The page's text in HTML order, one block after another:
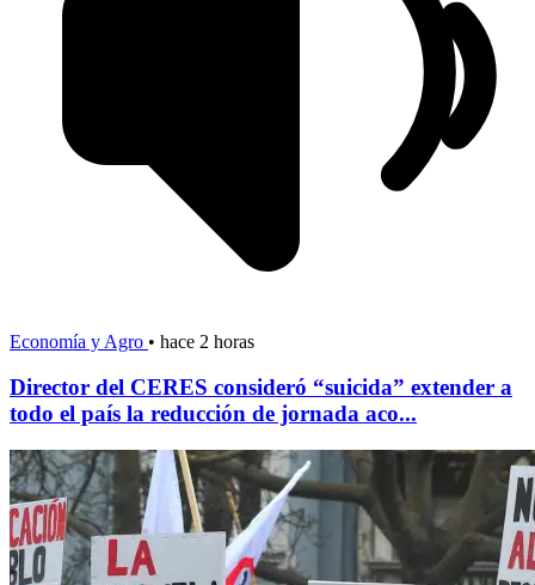
Economía y Agro • hace 2 horas
Director del CERES consideró “suicida” extender a
todo el país la reducción de jornada aco...